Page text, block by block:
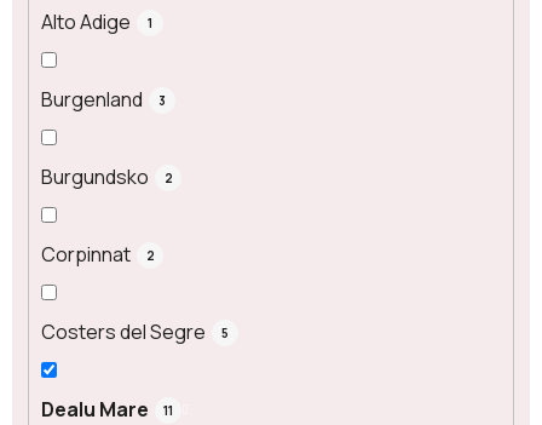
Alto Adige 1
Burgenland 3
Burgundsko 2
Corpinnat 2
Costers del Segre 5
Dealu Mare 11